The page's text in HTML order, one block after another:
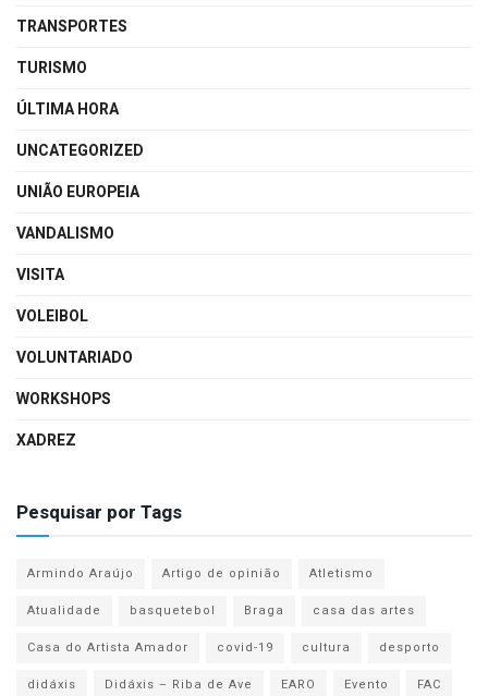
TRANSPORTES
TURISMO
ÚLTIMA HORA
UNCATEGORIZED
UNIÃO EUROPEIA
VANDALISMO
VISITA
VOLEIBOL
VOLUNTARIADO
WORKSHOPS
XADREZ
Pesquisar por Tags
Armindo Araújo Artigo de opinião
Atletismo
Atualidade
basquetebol Braga
casa das artes
Casa do Artista Amador
covid-19 cultura
desporto
didáxis
Didáxis – Riba de Ave EARO Evento
FAC